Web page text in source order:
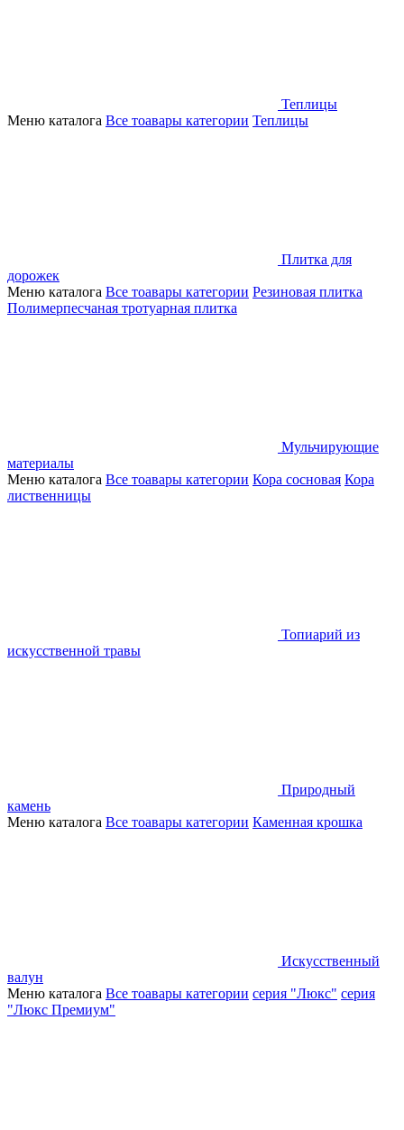
Теплицы
Меню каталога Все тоавары категории Теплицы
Плитка для
дорожек
Меню каталога Все тоавары категории Резиновая плитка
Полимерпесчаная тротуарная плитка
Мульчирующие
материалы
Меню каталога Все тоавары категории Кора сосновая Кора
лиственницы
Топиарий из
искусственной травы
Природный
камень
Меню каталога Все тоавары категории Каменная крошка
Искусственный
валун
Меню каталога Все тоавары категории серия "Люкс" серия
"Люкс Премиум"